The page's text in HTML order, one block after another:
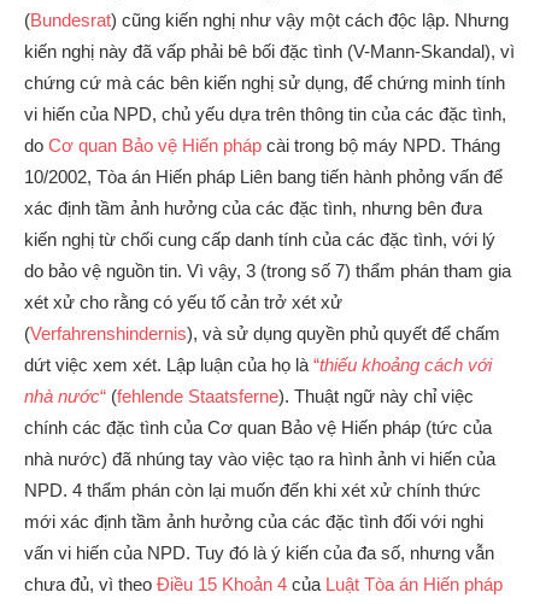
(Bundesrat) cũng kiến nghị như vậy một cách độc lập. Nhưng
kiến nghị này đã vấp phải bê bối đặc tình (V-Mann-Skandal), vì
chứng cứ mà các bên kiến nghị sử dụng, để chứng minh tính
vi hiến của NPD, chủ yếu dựa trên thông tin của các đặc tình,
do Cơ quan Bảo vệ Hiến pháp cài trong bộ máy NPD. Tháng
10/2002, Tòa án Hiến pháp Liên bang tiến hành phỏng vấn để
xác định tầm ảnh hưởng của các đặc tình, nhưng bên đưa
kiến nghị từ chối cung cấp danh tính của các đặc tình, với lý
do bảo vệ nguồn tin. Vì vậy, 3 (trong số 7) thẩm phán tham gia
xét xử cho rằng có yếu tố cản trở xét xử
(Verfahrenshindernis), và sử dụng quyền phủ quyết để chấm
dứt việc xem xét. Lập luận của họ là “thiếu khoảng cách với
nhà nước“ (fehlende Staatsferne). Thuật ngữ này chỉ việc
chính các đặc tình của Cơ quan Bảo vệ Hiến pháp (tức của
nhà nước) đã nhúng tay vào việc tạo ra hình ảnh vi hiến của
NPD. 4 thẩm phán còn lại muốn đến khi xét xử chính thức
mới xác định tầm ảnh hưởng của các đặc tình đối với nghi
vấn vi hiến của NPD. Tuy đó là ý kiến của đa số, nhưng vẫn
chưa đủ, vì theo Điều 15 Khoản 4 của Luật Tòa án Hiến pháp